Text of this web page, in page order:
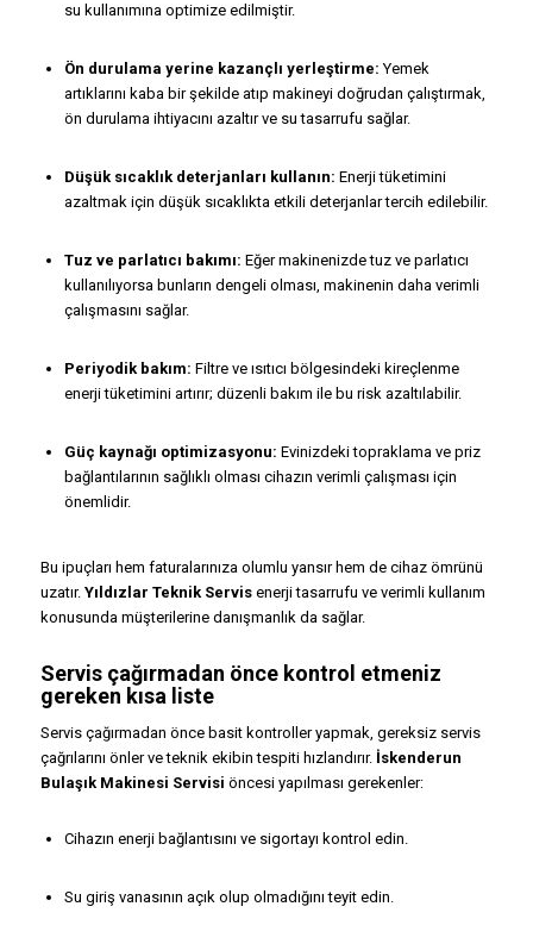
su kullanımına optimize edilmiştir.
Ön durulama yerine kazançlı yerleştirme: Yemek
artıklarını kaba bir şekilde atıp makineyi doğrudan çalıştırmak,
ön durulama ihtiyacını azaltır ve su tasarrufu sağlar.
Düşük sıcaklık deterjanları kullanın: Enerji tüketimini
azaltmak için düşük sıcaklıkta etkili deterjanlar tercih edilebilir.
Tuz ve parlatıcı bakımı: Eğer makinenizde tuz ve parlatıcı
kullanılıyorsa bunların dengeli olması, makinenin daha verimli
çalışmasını sağlar.
Periyodik bakım: Filtre ve ısıtıcı bölgesindeki kireçlenme
enerji tüketimini artırır; düzenli bakım ile bu risk azaltılabilir.
Güç kaynağı optimizasyonu: Evinizdeki topraklama ve priz
bağlantılarının sağlıklı olması cihazın verimli çalışması için
önemlidir.
Bu ipuçları hem faturalarınıza olumlu yansır hem de cihaz ömrünü
uzatır. Yıldızlar Teknik Servisenerji tasarrufu ve verimli kullanım
konusunda müşterilerine danışmanlık da sağlar.
Servis çağırmadan önce kontrol etmeniz
gereken kısa liste
Servis çağırmadan önce basit kontroller yapmak, gereksiz servis
çağrılarını önler ve teknik ekibin tespiti hızlandırır. İskenderun
Bulaşık Makinesi Servisi öncesi yapılması gerekenler:
Cihazın enerji bağlantısını ve sigortayı kontrol edin.
Su giriş vanasının açık olup olmadığını teyit edin.